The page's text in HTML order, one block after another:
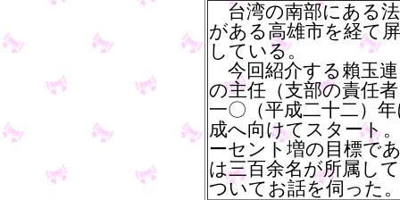
台湾の南部にある
がある高雄市を経て
している。
今回紹介する賴玉
の主任（支部の責任
一〇（平成二十二）
成へ向けてスタート
ーセント増の目標で
は三百余名が所属し
ついてお話を伺った